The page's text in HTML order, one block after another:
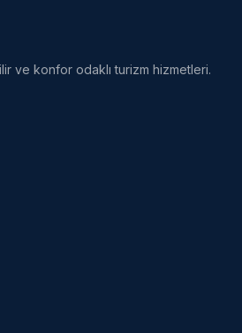
ve konfor odaklı turizm hizmetleri.